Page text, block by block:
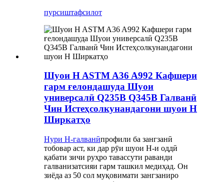
пурсиштафсилот
Шуои H ASTM A36 A992 Кафшери
гарм ғелондашуда Шуои
универсалӣ Q235B Q345B Галванӣ
Чин Истеҳсолкунандагони шуои H
Ширкатҳо
Нури H-галванӣпрофили ба зангзанӣ
тобовар аст, ки дар рӯи шуои H-и оддӣ
қабати зичи руҳро тавассути раванди
галванизатсияи гарм ташкил медиҳад. Он
зиёда аз 50 сол муқовимати зангзаниро